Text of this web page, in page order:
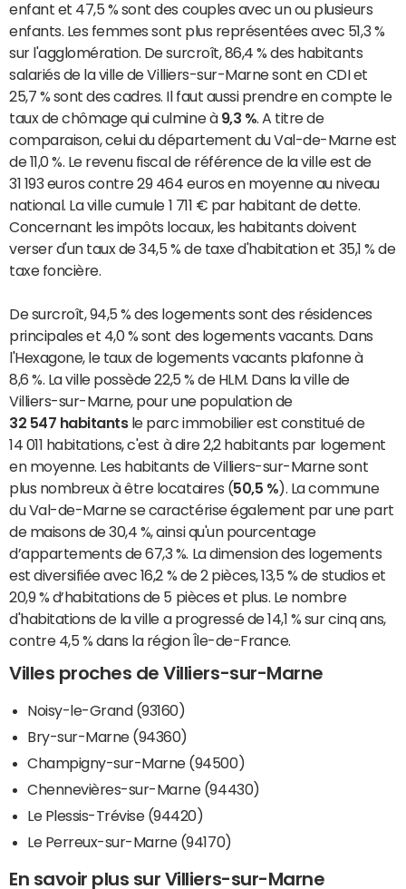
enfant et 47,5 % sont des couples avec un ou plusieurs
enfants. Les femmes sont plus représentées avec 51,3 %
sur l'agglomération. De surcroît, 86,4 % des habitants
salariés de la ville de Villiers-sur-Marne sont en CDI et
25,7 % sont des cadres. Il faut aussi prendre en compte le
taux de chômage qui culmine à 9,3 % . A titre de
comparaison, celui du département du Val-de-Marne est
de 11,0 %. Le revenu fiscal de référence de la ville est de
31 193 euros contre 29 464 euros en moyenne au niveau
national. La ville cumule 1 711 € par habitant de dette.
Concernant les impôts locaux, les habitants doivent
verser d'un taux de 34,5 % de taxe d'habitation et 35,1 % de
taxe foncière.
De surcroît, 94,5 % des logements sont des résidences
principales et 4,0 % sont des logements vacants. Dans
l'Hexagone, le taux de logements vacants plafonne à
8,6 %. La ville possède 22,5 % de HLM. Dans la ville de
Villiers-sur-Marne, pour une population de
32 547 habitantsle parc immobilier est constitué de
14 011 habitations, c'est à dire 2,2 habitants par logement
en moyenne. Les habitants de Villiers-sur-Marne sont
plus nombreux à être locataires (50,5 %). La commune
du Val-de-Marne se caractérise également par une part
de maisons de 30,4 %, ainsi qu'un pourcentage
d’appartements de 67,3 %. La dimension des logements
est diversifiée avec 16,2 % de 2 pièces, 13,5 % de studios et
20,9 % d’habitations de 5 pièces et plus. Le nombre
d'habitations de la ville a progressé de 14,1 % sur cinq ans,
contre 4,5 % dans la région Île-de-France.
Villes proches de Villiers-sur-Marne
Noisy-le-Grand (93160)
Bry-sur-Marne (94360)
Champigny-sur-Marne (94500)
Chennevières-sur-Marne (94430)
Le Plessis-Trévise (94420)
Le Perreux-sur-Marne (94170)
En savoir plus sur Villiers-sur-Marne